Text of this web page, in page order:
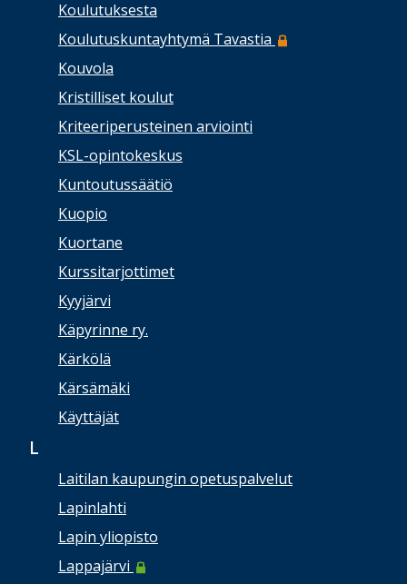
Koulutuksesta
Koulutuskuntayhtymä Tavastia
Kouvola
Kristilliset koulut
Kriteeriperusteinen arviointi
KSL-opintokeskus
Kuntoutussäätiö
Kuopio
Kuortane
Kurssitarjottimet
Kyyjärvi
Käpyrinne ry.
Kärkölä
Kärsämäki
Käyttäjät
L
Laitilan kaupungin opetuspalvelut
Lapinlahti
Lapin yliopisto
Lappajärvi